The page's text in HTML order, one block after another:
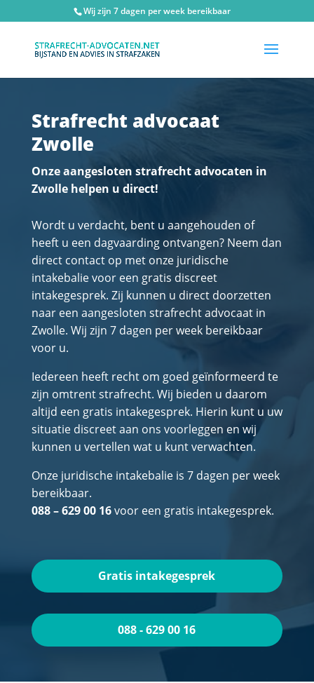
Wij zijn 7 dagen per week bereikbaar
Strafrecht advocaat
Zwolle
Onze aangesloten strafrecht advocaten in
Zwolle helpen u direct!
Wordt u verdacht, bent u aangehouden of
heeft u een dagvaarding ontvangen? Neem dan
direct contact op met onze juridische
intakebalie voor een gratis discreet
intakegesprek. Zij kunnen u direct doorzetten
naar een aangesloten strafrecht advocaat in
Zwolle. Wij zijn 7 dagen per week bereikbaar
voor u.
Iedereen heeft recht om goed geïnformeerd te
zijn omtrent strafrecht. Wij bieden u daarom
altijd een gratis intakegesprek. Hierin kunt u uw
situatie discreet aan ons voorleggen en wij
kunnen u vertellen wat u kunt verwachten.
Onze juridische intakebalie is 7 dagen per week
bereikbaar.
088 – 629 00 16voor een gratis intakegesprek.
Gratis intakegesprek
088 - 629 00 16